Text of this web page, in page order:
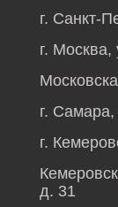
г. Санкт-
г.
г.
г.
д. 31